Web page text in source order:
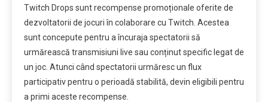
Twitch Drops sunt recompense promoționale oferite de
dezvoltatorii de jocuri în colaborare cu Twitch. Acestea
sunt concepute pentru a încuraja spectatorii să
urmărească transmisiuni live sau conținut specific legat de
un joc. Atunci când spectatorii urmăresc un flux
participativ pentru o perioadă stabilită, devin eligibili pentru
a primi aceste recompense.